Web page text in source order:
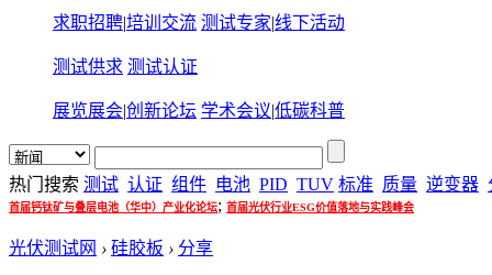
求职招聘|培训交流 测试专家|线下活动
测试供求 测试认证
展览展会|创新论坛 学术会议|低碳科普
热门搜索 测试 认证 组件 电池 PID TUV 标准 质量 逆变器
首届钙钛矿与叠层电池（华中）产业化论坛; 首届光伏行业ESG价值落地与实践峰会
光伏测试网 › 硅胶板 › 分享